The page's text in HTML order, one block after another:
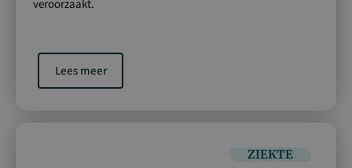
veroorzaakt.
Lees meer
ZIEKTE